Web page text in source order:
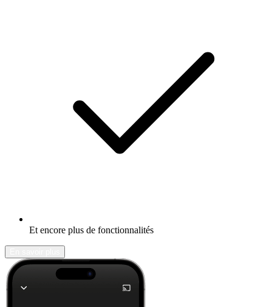
Et encore plus de fonctionnalités